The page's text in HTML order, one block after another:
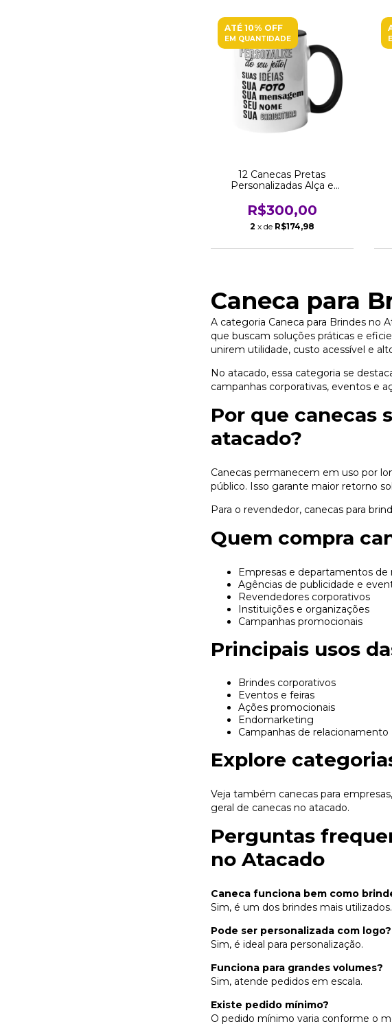
ATÉ 10% OFF
EM QUANTIDADE
12 Canecas Pretas
Personalizadas Alça e
Revenda
R$300,00
2 x de R$174,98
Caneca para
A categoria Caneca para Brindes no
que buscam soluções práticas e
unirem utilidade, custo acessível e
No atacado, essa categoria se
campanhas corporativas, eventos e
Por que canecas
atacado?
Canecas permanecem em uso por
público. Isso garante maior retorno
Para o revendedor, canecas para
Quem compra
Empresas e departamentos de
Agências de publicidade e
Revendedores corporativos
Instituições e organizações
Campanhas promocionais
Principais usos
Brindes corporativos
Eventos e feiras
Ações promocionais
Endomarketing
Campanhas de relacionamento
Explore
Veja também canecas para empresas,
geral de canecas no atacado.
Perguntas
no Atacado
Caneca funciona bem como
Sim, é um dos brindes mais utilizados.
Pode ser personalizada com logo?
Sim, é ideal para personalização.
Funciona para grandes volumes?
Sim, atende pedidos em escala.
Existe pedido mínimo?
O pedido mínimo varia conforme o